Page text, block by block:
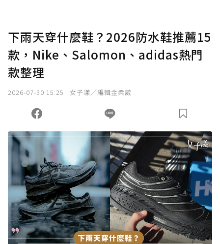
確認送出
您當前剩餘 U 利點數：0點；前往 購買點數
下雨天穿什麼鞋？2026防水鞋推薦15
款，Nike、Salomon、adidas熱門
款整理
2026-07-30 15:25 女子漾／編輯金柔葳